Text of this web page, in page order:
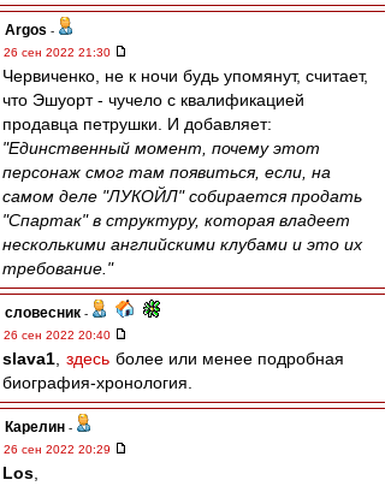
Argos -
26 сен 2022 21:30
Червиченко, не к ночи будь упомянут, считает,
что Эшуорт - чучело с квалификацией
продавца петрушки. И добавляет:
"Единственный момент, почему этот
персонаж смог там появиться, если, на
самом деле "ЛУКОЙЛ" собирается продать
"Спартак" в структуру, которая владеет
несколькими английскими клубами и это их
требование."
словесник -
26 сен 2022 20:40
slava1 здесь более или менее подробная
биография-хронология.
Карелин -
26 сен 2022 20:29
Los